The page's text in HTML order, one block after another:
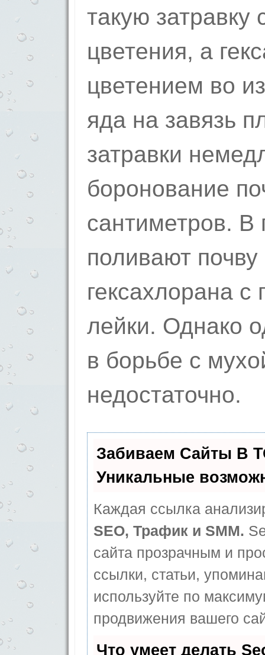
такую затравку
цветения, а
цветением во
яда на завязь
затравки
боронование
сантиметров. В
поливают
гексахлорана
лейки. Однако
в борьбе с
недостаточно.
Забиваем Сайты В
Уникальные
Каждая ссылка
SEO, Трафик и SMM.
сайта прозрачным и
ссылки, статьи,
используйте по
продвижения вашего
Что умеет делать